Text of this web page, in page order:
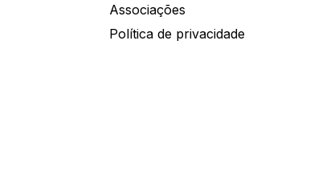
Associações
Política de privacidade